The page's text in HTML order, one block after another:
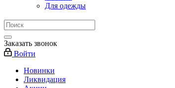
Для одежды
Заказать звонок
Войти
Новинки
Ликвидация